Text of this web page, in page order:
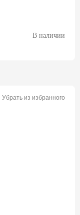
В наличии
Убрать из избранного